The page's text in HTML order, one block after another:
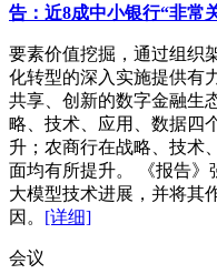
告：近8成中小银行“非常
要素价值挖掘，通过组织
化转型的深入实施提供有
共享、创新的数字金融生
略、技术、应用、数据四
升；农商行在战略、技术
面均有所提升。 《报告》
大模型技术进展，并将其
因。 [详细]
会议